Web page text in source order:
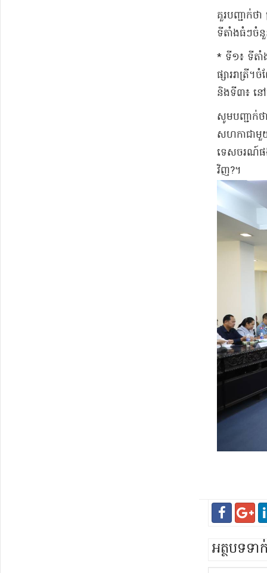
គួរបញ្ជាក់ថ
ទីតាំងធំៗចំនួ
* ទី១៖ ទីតាំ
ផ្សាររាត្
និងទី៣៖ នៅ
សូមបញ្ជាក់ថ
សហកាជាមួយ
ទេសចរណ៍ផង
វិញ?។
អត្ថបទទ